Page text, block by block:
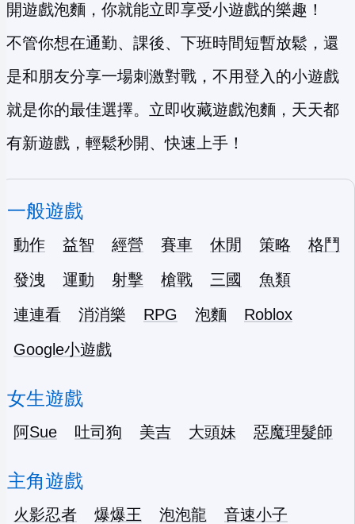
開遊戲泡麵，你就能立即享受小遊戲的樂趣！
不管你想在通勤、課後、下班時間短暫放鬆，還
是和朋友分享一場刺激對戰，不用登入的小遊戲
就是你的最佳選擇。立即收藏遊戲泡麵，天天都
有新遊戲，輕鬆秒開、快速上手！
一般遊戲
動作 益智 經營 賽車 休閒 策略
格鬥
發洩
運動 射擊 槍戰 三國
魚類
連連看
消消樂 RPG 泡麵
Roblox
Google小遊戲
女生遊戲
阿Sue 吐司狗 美吉 大頭妹 惡魔理髮師
主角遊戲
火影忍者 爆爆王 泡泡龍
音速小子